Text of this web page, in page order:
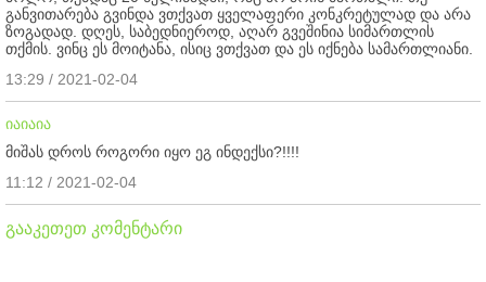
განვითარება გვინდა ვთქვათ ყველაფერი კონკრეტულად და არა
ზოგადად. დღეს, საბედნიეროდ, აღარ გვეშინია სიმართლის
თქმის. ვინც ეს მოიტანა, ისიც ვთქვათ და ეს იქნება სამართლიანი.
13:29 / 2021-02-04
იაიაია
მიშას დროს როგორი იყო ეგ ინდექსი?!!!!
11:12 / 2021-02-04
გააკეთეთ კომენტარი